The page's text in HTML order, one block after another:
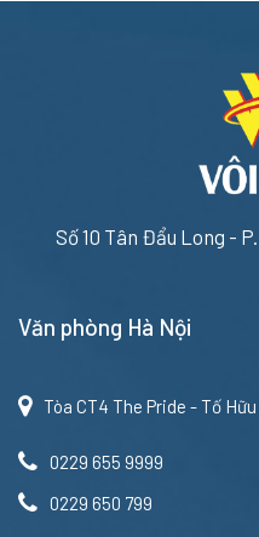
Số 10 Tân Đẩu Long -
Văn phòng Hà Nội
Tòa CT4 The Pride - Tố
0229 655 9999
0229 650 799